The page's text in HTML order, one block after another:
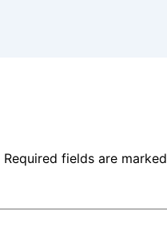
Required fields are marked